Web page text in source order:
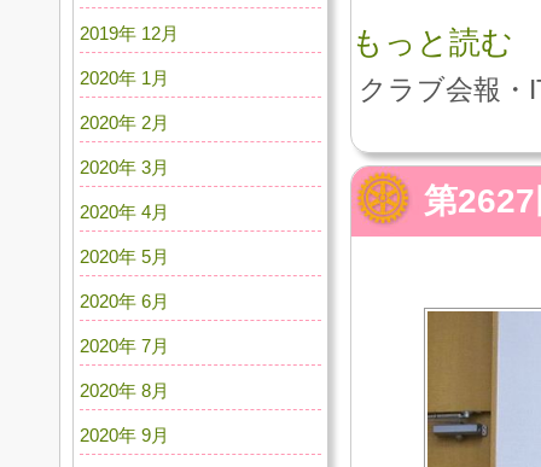
もっと読む
クラブ会報・
第
2019年 12月
2020年 1月
2020年 2月
2020年 3月
2020年 4月
2020年 5月
2020年 6月
2020年 7月
2020年 8月
2020年 9月